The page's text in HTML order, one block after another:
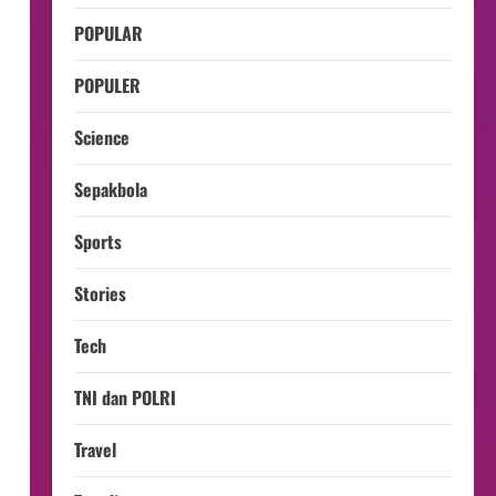
POPULAR
POPULER
Science
Sepakbola
Sports
Stories
Tech
TNI dan POLRI
Travel